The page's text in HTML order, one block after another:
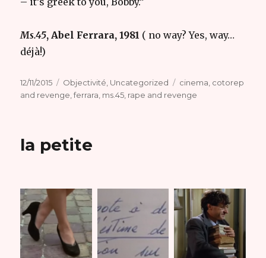
Ms.45, Abel Ferrara, 1981 ( no way? Yes, way…
déjà!)
Publié
le
12/11/2015 Catégories
Objectivité Uncategorized Étiquettes
cinema cotorep
and revenge ,ferrara ms.45 rape and revenge
la petite